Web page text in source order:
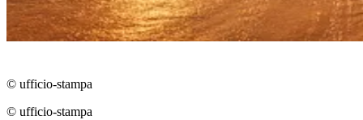
© ufficio-stampa
© ufficio-stampa